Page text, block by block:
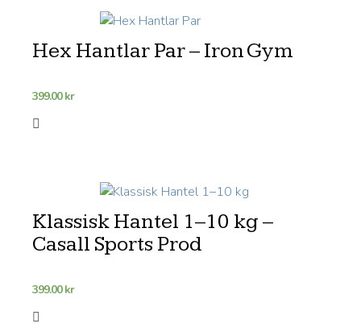
Hex Hantlar Par – Iron Gym
399.00kr
Klassisk Hantel 1–10 kg –
Casall Sports Prod
399.00kr